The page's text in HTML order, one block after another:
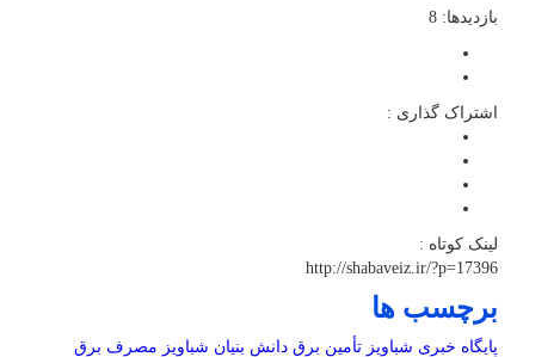
بازدیدها: 8
اشتراک گذاری :
لینک کوتاه :
http://shabaveiz.ir/?p=17396
برچسب ها
پایگاه خبری شباویز تأمین برق دانش بنیان شباویز مصرف برق